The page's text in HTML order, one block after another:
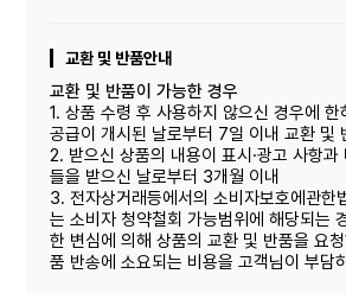
교환 및 반품안내
교환 및 반품이 가능한 경우
1. 상품 수령 후 사용하지 않으신 경우에
공급이 개시된 날로부터 7일 이내 교환 및
2. 받으신 상품의 내용이 표시·광고 사항과
들을 받으신 날로부터 3개월 이내
3. 전자상거래등에서의 소비자보호에관한
는 소비자 청약철회 가능범위에 해당되는
한 변심에 의해 상품의 교환 및 반품을 요
품 반송에 소요되는 비용을 고객님이 부담